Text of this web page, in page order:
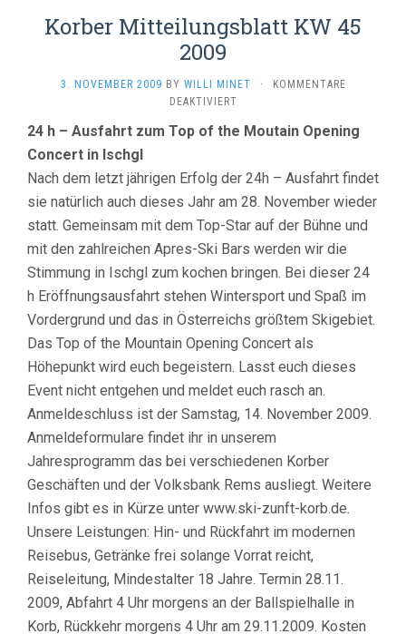
Korber Mitteilungsblatt KW 45
2009
3. NOVEMBER 2009 BY WILLI MINET ·
KOMMENTARE
DEAKTIVIERT
MITTEILUNGSBLATT
45
2009
24 h – Ausfahrt zum Top of the Moutain Opening
Concert in Ischgl
Nach dem letzt jährigen Erfolg der 24h – Ausfahrt findet
sie natürlich auch dieses Jahr am 28. November wieder
statt. Gemeinsam mit dem Top-Star auf der Bühne und
mit den zahlreichen Apres-Ski Bars werden wir die
Stimmung in Ischgl zum kochen bringen. Bei dieser 24
h Eröffnungsausfahrt stehen Wintersport und Spaß im
Vordergrund und das in Österreichs größtem Skigebiet.
Das Top of the Mountain Opening Concert als
Höhepunkt wird euch begeistern. Lasst euch dieses
Event nicht entgehen und meldet euch rasch an.
Anmeldeschluss ist der Samstag, 14. November 2009.
Anmeldeformulare findet ihr in unserem
Jahresprogramm das bei verschiedenen Korber
Geschäften und der Volksbank Rems ausliegt. Weitere
Infos gibt es in Kürze unter www.ski-zunft-korb.de.
Unsere Leistungen: Hin- und Rückfahrt im modernen
Reisebus, Getränke frei solange Vorrat reicht,
Reiseleitung, Mindestalter 18 Jahre. Termin 28.11.
2009, Abfahrt 4 Uhr morgens an der Ballspielhalle in
Korb, Rückkehr morgens 4 Uhr am 29.11.2009. Kosten